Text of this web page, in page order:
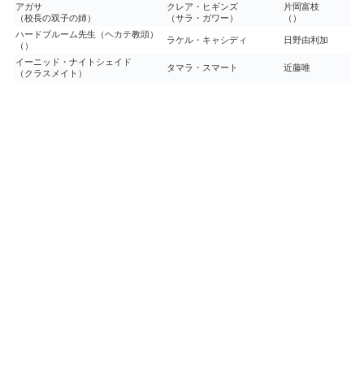
アガサ
（校長の双子の姉）
クレア・ヒギンズ
（サラ・ガワー）
片岡富枝
（）
ハードブルーム先生（ヘカテ教頭）
（）
ラケル・キャシディ 日野由利加
イーニッド・ナイトシェイド
（クラスメイト）
タマラ・スマート 近藤唯